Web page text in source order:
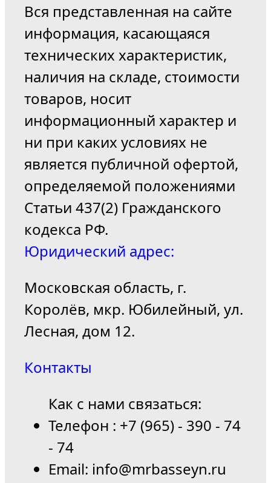
Вся представленная на сайте
информация, касающаяся
технических характеристик,
наличия на складе, стоимости
товаров, носит
информационный характер и
ни при каких условиях не
является публичной офертой,
определяемой положениями
Статьи 437(2) Гражданского
кодекса РФ.
Юридический адрес:
Московская область, г.
Королёв, мкр. Юбилейный, ул.
Лесная, дом 12.
Контакты
Как с нами связаться:
Телефон : +7 (965) - 390 - 74
- 74
Email: info@mrbasseyn.ru